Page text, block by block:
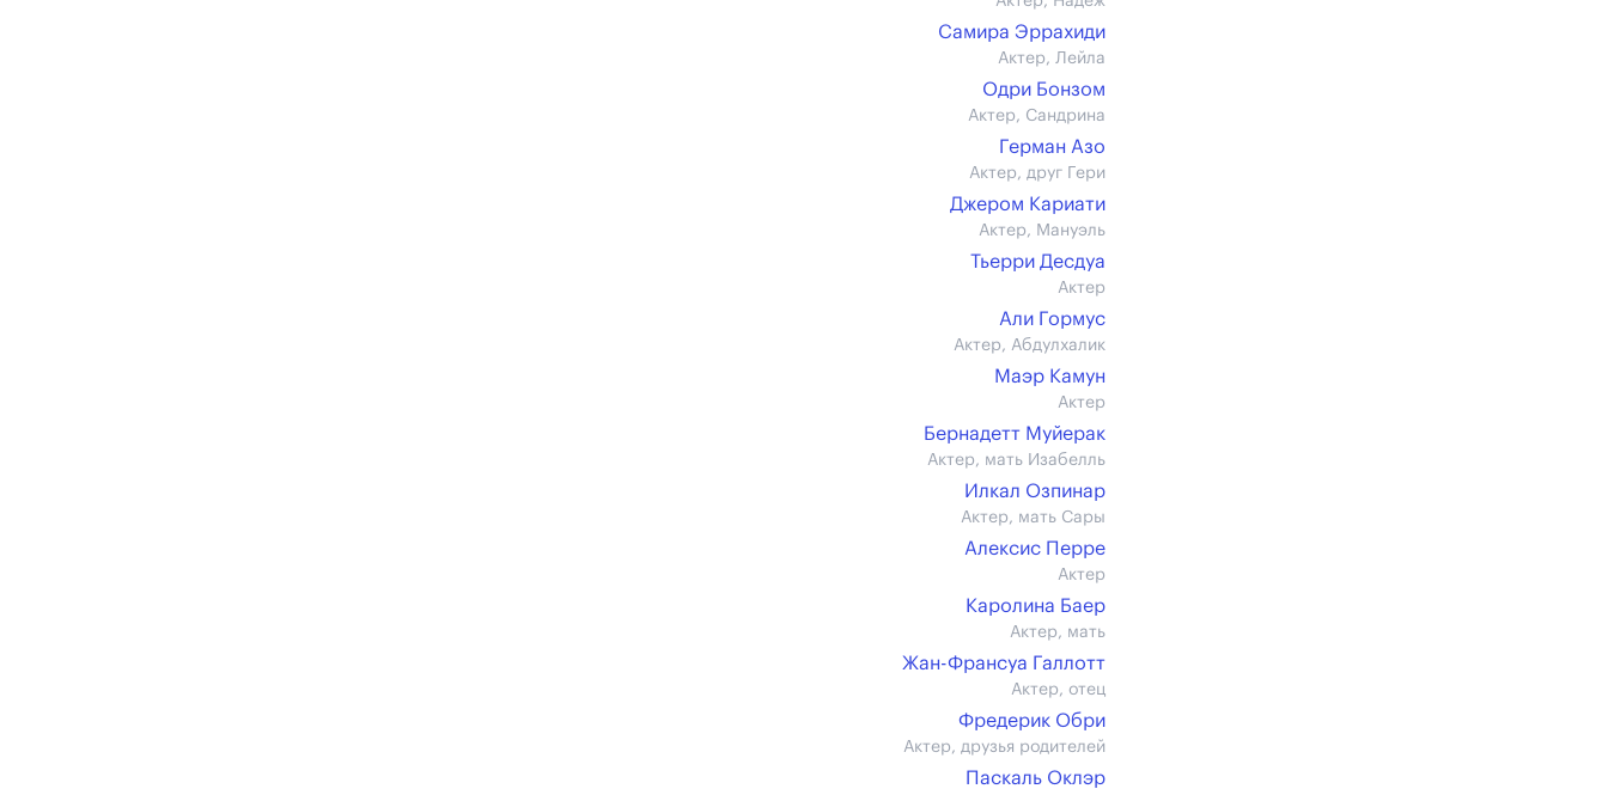
Самира Эррахиди
Актер, Лейла
Одри Бонзом
Актер, Сандрина
Герман Азо
Актер, друг Гери
Джером Кариати
Актер, Мануэль
Тьерри Десдуа
Актер
Али Гормус
Актер, Абдулхалик
Маэр Камун
Актер
Бернадетт Муйерак
Актер, мать Изабелль
Илкал Озпинар
Актер, мать Сары
Алексис Перре
Актер
Каролина Баер
Актер, мать
Жан-Франсуа Галлотт
Актер, отец
Фредерик Обри
Актер, друзья родителей
Паскаль Оклэр